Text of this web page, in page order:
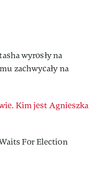
wyrosły na
zachwycały na
Kim jest Agnieszka